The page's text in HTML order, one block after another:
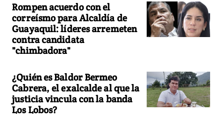
Rompen acuerdo con el
correísmo para Alcaldía de
Guayaquil: líderes arremeten
contra candidata
"chimbadora"
¿Quién es Baldor Bermeo
Cabrera, el exalcalde al que la
justicia vincula con la banda
Los Lobos?